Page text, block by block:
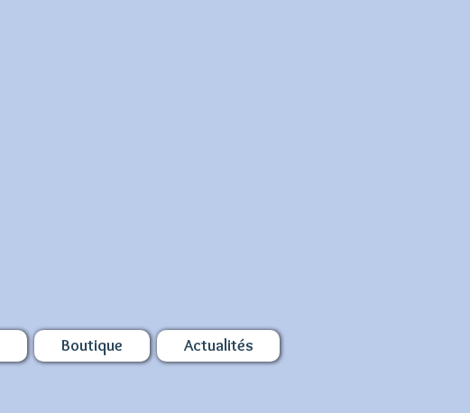
Boutique Actualités